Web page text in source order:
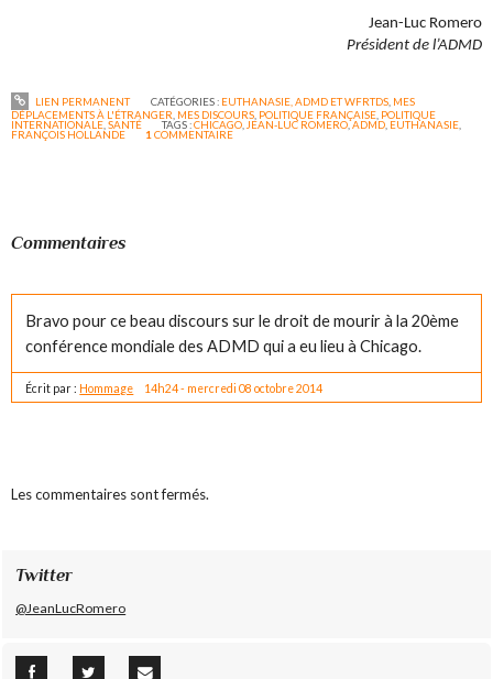
Jean-Luc Romero
Président de l’ADMD
LIEN PERMANENT CATÉGORIES : EUTHANASIE, ADMD ET WFRTDS, MES
DÉPLACEMENTS À L'ÉTRANGER MES DISCOURS POLITIQUE FRANÇAISE POLITIQUE
INTERNATIONALE ,SANTÉ TAGS :CHICAGO JEAN-LUC ROMERO,ADMD EUTHANASIE
FRANÇOIS HOLLANDE 1 COMMENTAIRE
Commentaires
Bravo pour ce beau discours sur le droit de mourir à la 20ème
conférence mondiale des ADMD qui a eu lieu à Chicago.
Écrit par : Hommage 14h24- mercredi 08 octobre 2014
Les commentaires sont fermés.
Twitter
@JeanLucRomero